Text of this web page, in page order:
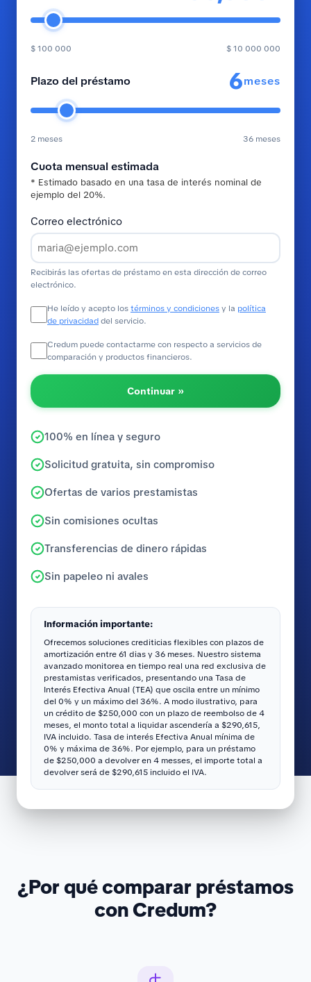
$ 100 000 $ 10 000 000
Plazo del préstamo meses
2 meses 36 meses
Cuota mensual estimada
* Estimado basado en una tasa de interés nominal de
ejemplo del 20%.
Correo electrónico
Recibirás las ofertas de préstamo en esta dirección de correo
electrónico.
He leído y acepto lostérminos y condicionesy la política
de privacidaddel servicio.
Credum puede contactarme con respecto a servicios de
comparación y productos financieros.
Continuar »
100% en línea y seguro
Solicitud gratuita, sin compromiso
Ofertas de varios prestamistas
Sin comisiones ocultas
Transferencias de dinero rápidas
Sin papeleo ni avales
Información importante:
Ofrecemos soluciones crediticias flexibles con plazos de
amortización entre 61 dias y 36 meses. Nuestro sistema
avanzado monitorea en tiempo real una red exclusiva de
prestamistas verificados, presentando una Tasa de
Interés Efectiva Anual (TEA) que oscila entre un mínimo
del 0% y un máximo del 36%. A modo ilustrativo, para
un crédito de $250,000 con un plazo de reembolso de 4
meses, el monto total a liquidar ascendería a $290,615,
IVA incluido. Tasa de interés Efectiva Anual mínima de
0% y máxima de 36%. Por ejemplo, para un préstamo
de $250,000 a devolver en 4 messes, el importe total a
devolver será de $290,615 incluido el IVA.
¿Por qué comparar préstamos
con Credum?